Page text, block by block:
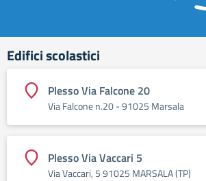
Edifici scolastici
Plesso Via Falcone 20
Via Falcone n.20 - 91025 Marsala
Plesso Via Vaccari 5
Via Vaccari, 5 91025 MARSALA (TP)